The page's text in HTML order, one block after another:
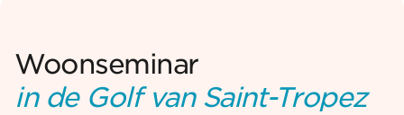
Woonseminar
in de Golf van Saint-Tropez